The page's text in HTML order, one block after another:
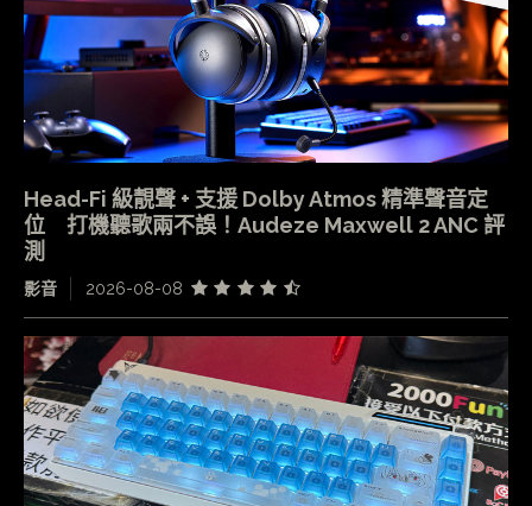
Head-Fi 級靚聲 + 支援 Dolby Atmos 精準聲音定
位 打機聽歌兩不誤！Audeze Maxwell 2 ANC 評
測
影音 2026-08-08